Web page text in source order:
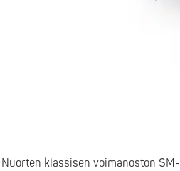
Nuorten klassisen voimanoston